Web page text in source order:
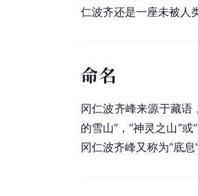
仁波齐还是一座未被人
命名
冈仁波齐峰来源于藏语
的雪山”，“神灵 之山”或
冈仁波齐峰又称为“底息